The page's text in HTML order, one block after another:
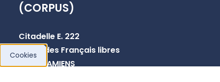
(CORPUS)
Citadelle E. 222
10 rue des Français libres
80080 AMIENS
Cookies